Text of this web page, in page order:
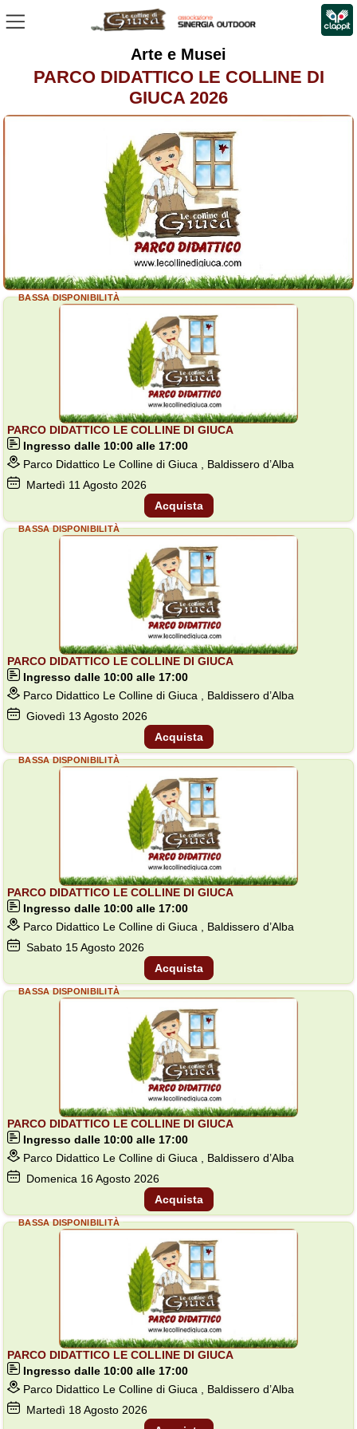
Arte e Musei
PARCO DIDATTICO LE COLLINE DI
GIUCA 2026
PARCO DIDATTICO LE COLLINE DI GIUCA
Ingresso dalle 10:00 alle 17:00
Parco Didattico Le Colline di Giuca , Baldissero d’Alba
Martedì 11 Agosto 2026
BASSA DISPONIBILITÀ
Acquista
PARCO DIDATTICO LE COLLINE DI GIUCA
Ingresso dalle 10:00 alle 17:00
Parco Didattico Le Colline di Giuca , Baldissero d’Alba
Giovedì 13 Agosto 2026
BASSA DISPONIBILITÀ
Acquista
PARCO DIDATTICO LE COLLINE DI GIUCA
Ingresso dalle 10:00 alle 17:00
Parco Didattico Le Colline di Giuca , Baldissero d’Alba
Sabato 15Agosto 2026
BASSA DISPONIBILITÀ
Acquista
PARCO DIDATTICO LE COLLINE DI GIUCA
Ingresso dalle 10:00 alle 17:00
Parco Didattico Le Colline di Giuca , Baldissero d’Alba
Domenica 16Agosto 2026
BASSA DISPONIBILITÀ
Acquista
PARCO DIDATTICO LE COLLINE DI GIUCA
Ingresso dalle 10:00 alle 17:00
Parco Didattico Le Colline di Giuca , Baldissero d’Alba
Martedì 18Agosto 2026
BASSA DISPONIBILITÀ